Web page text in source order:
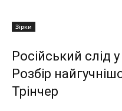
Зірки
Російський слід
Розбір
Трінчер